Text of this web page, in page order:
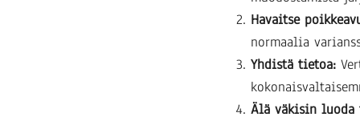
Havaitse
normaalia
Yhdistä tietoa:
Älä väkisin luoda